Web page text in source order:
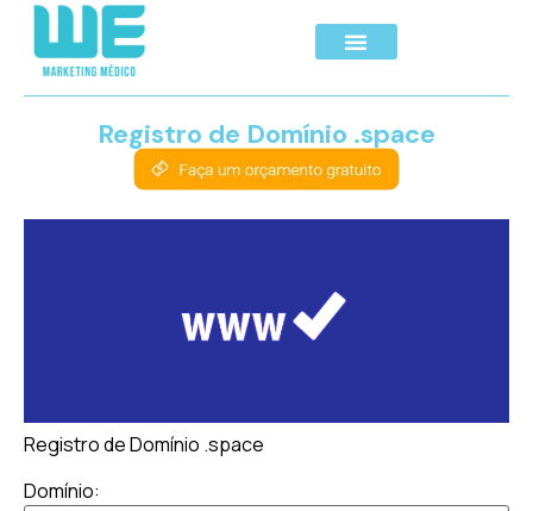
Registro de Domínio .space
Registro de Domínio .space
Domínio: